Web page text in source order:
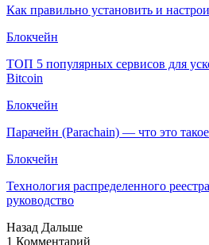
Как правильно установить и
Блокчейн
ТОП 5 популярных сервисов для
Bitcoin
Блокчейн
Парачейн (Parachain) — что это
Блокчейн
Технология распределенного
руководство
Назад Дальше
1 Комментарий